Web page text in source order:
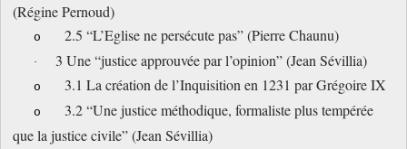
(Régine Pernoud)
o 2.5 “L’Eglise ne persécute pas” (Pierre Chaunu)
· 3 Une “justice approuvée par l’opinion” (Jean Sévillia)
o 3.1 La création de l’Inquisition en 1231 par Grégoire IX
o
3.2 “Une justice méthodique, formaliste plus tempérée
que la justice civile” (Jean Sévillia)